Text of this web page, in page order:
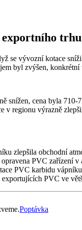
se vývozní kotace
byl zvýšen,
snížen, cena byla
v regionu výrazně
zlepšila obchodní
PVC
PVC karbidu
PVC ve
Poptávka